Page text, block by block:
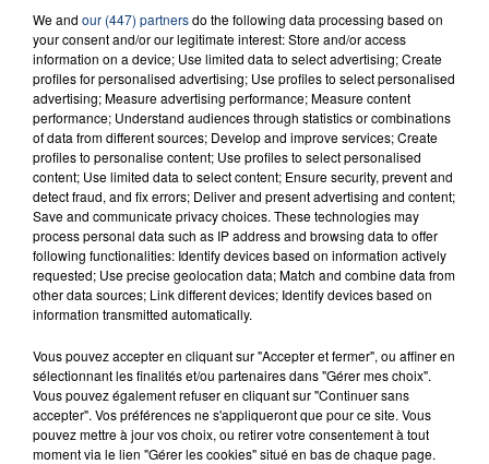
23 juillet 2026
INCENDIE MORTEL À LENS : UNE FEMME ET
SON BÉBÉ ENTRE LA VIE ET LA...
Un homme s'est immolé par le feu après avoir
aspergé sa compagne et leur bébé de trois mois
d'un liquide inflammable.
20 juillet 2026
UNE ADOLESCENTE DEVANT SE FAIRE
OPÉRER DE LA CHEVILLE RESSORT DE LA...
La famille a porté plainte contre la clinique qui a
We and our (447) partnersdo the following data processing based on
your consent and/or our legitimate interest: Store and/or access
information on a device; Use limited data to select advertising; Create
profiles for personalised advertising; Use profiles to select personalised
advertising; Measure advertising performance; Measure content
performance; Understand audiences through statistics or combinations
of data from different sources; Develop and improve services; Create
profiles to personalise content; Use profiles to select personalised
content; Use limited data to select content; Ensure security, prevent and
detect fraud, and fix errors; Deliver and present advertising and content;
Save and communicate privacy choices. These technologies may
process personal data such as IP address and browsing data to offer
following functionalities: Identify devices based on information actively
requested; Use precise geolocation data; Match and combine data from
other data sources; Link different devices; Identify devices based on
information transmitted automatically.
Vous pouvez accepter en cliquant sur "Accepter et fermer", ou affiner en
sélectionnant les finalités et/ou partenaires dans "Gérer mes choix".
Vous pouvez également refuser en cliquant sur "Continuer sans
accepter". Vos préférences ne s'appliqueront que pour ce site. Vous
pouvez mettre à jour vos choix, ou retirer votre consentement à tout
moment via le lien "Gérer les cookies" situé en bas de chaque page.